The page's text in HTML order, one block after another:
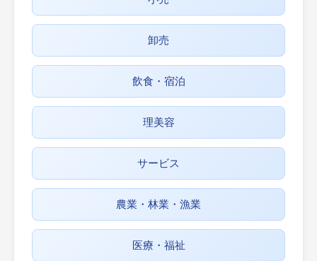
卸売
飲食・宿泊
理美容
サービス
農業・林業・漁業
医療・福祉